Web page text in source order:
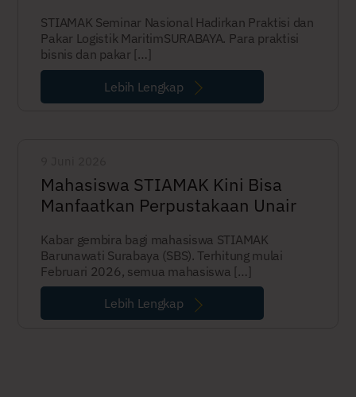
STIAMAK Seminar Nasional Hadirkan Praktisi dan
Pakar Logistik MaritimSURABAYA. Para praktisi
bisnis dan pakar […]
Lebih Lengkap
Mahasiswa STIAMAK Kini Bisa
Manfaatkan Perpustakaan Unair
Kabar gembira bagi mahasiswa STIAMAK
Barunawati Surabaya (SBS). Terhitung mulai
Februari 2026, semua mahasiswa […]
Lebih Lengkap